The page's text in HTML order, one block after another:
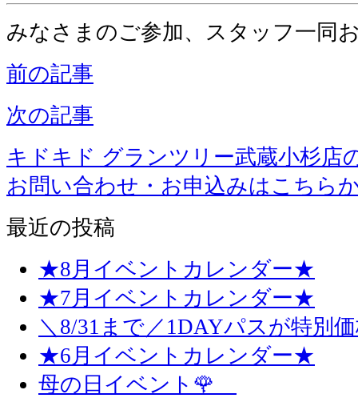
みなさまのご参加、スタッフ一同
前の記事
次の記事
キドキド グランツリー武蔵小杉店
お問い合わせ・お申込みはこちら
最近の投稿
★8月イベントカレンダー★
★7月イベントカレンダー★
＼8/31まで／1DAYパスが特別
★6月イベントカレンダー★
母の日イベント🌹